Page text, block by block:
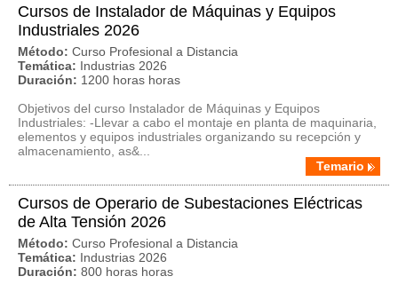
Cursos de Instalador de Máquinas y Equipos
Industriales 2026
Método: Curso Profesional a Distancia
Temática: Industrias 2026
Duración: 1200 horas horas
Objetivos del curso Instalador de Máquinas y Equipos
Industriales: -Llevar a cabo el montaje en planta de maquinaria,
elementos y equipos industriales organizando su recepción y
almacenamiento, as&...
Temario
Cursos de Operario de Subestaciones Eléctricas
de Alta Tensión 2026
Método: Curso Profesional a Distancia
Temática: Industrias 2026
Duración: 800 horas horas